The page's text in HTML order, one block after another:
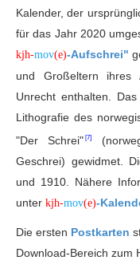
Kalender, der
für das Jahr 2020
kjh-mov(e)-Aufschrei"
und Großeltern ihres
Unrecht enthalten.
Lithografie des
"Der Schrei"
Geschrei) gewidmet.
und 1910. Nähere
unter kjh-mov(e)-
Die ersten Postkarten
Download-Bereich zum